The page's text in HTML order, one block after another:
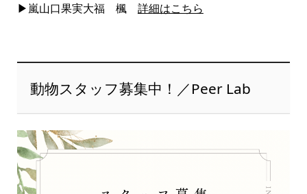
▶嵐山口果実大福 楓 詳細はこちら
動物スタッフ募集中！／Peer Lab